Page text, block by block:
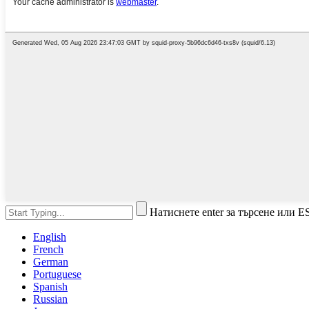
Натиснете enter за търсене или
English
French
German
Portuguese
Spanish
Russian